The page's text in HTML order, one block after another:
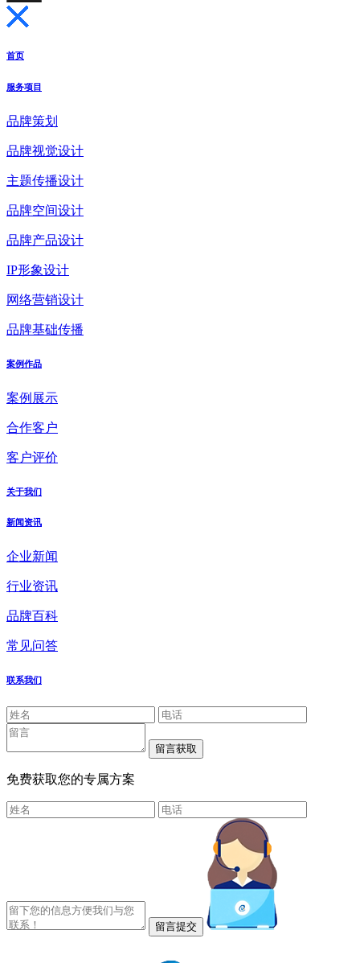
首页
服务项目
品牌策划
品牌视觉设计
主题传播设计
品牌空间设计
品牌产品设计
IP形象设计
网络营销设计
品牌基础传播
案例作品
案例展示
合作客户
客户评价
关于我们
新闻资讯
企业新闻
行业资讯
品牌百科
常见问答
联系我们
免费获取您的专属方案